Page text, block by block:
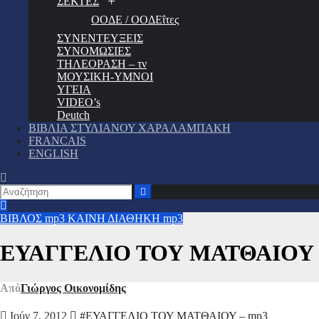
ΟΟΔΕ / ΟΟΔΕΐτες
ΣΥΝΕΝΤΕΥΞΕΙΣ
ΣΥΝΟΜΩΣΙΕΣ
ΤΗΛΕΟΡΑΣΗ – τν
ΜΟΥΣΙΚΗ-ΥΜΝΟΙ
ΥΓΕΙΑ
VIDEO’s
Deutch
ΒΙΒΛΙΑ ΣΤΥΛΙΑΝΟΥ ΧΑΡΑΛΑΜΠΑΚΗ
FRANCAIS
ENGLISH
ΒΙΒΛΟΣ mp3 ΚΑΙΝΗ ΔΙΑΘΗΚΗ mp3
ΕΥΑΓΓΕΛΙΟ ΤΟΥ ΜΑΤΘΑΙΟΥ
ΑπόΓιώργος Οικονομίδης
Ιούν 7, 2012 #ΕΥΑΓΓΕΛΙΟ ΤΟΥ ΜΑΤΘΑΙΟΥ – mp3